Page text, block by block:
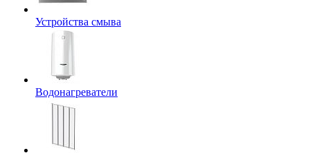
Устройства смыва
Водонагреватели